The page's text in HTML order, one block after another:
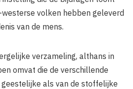
volken hebben geleverd
van de mens.
verzameling, althans in
omvat die de verschillende
als van de stoffelijke